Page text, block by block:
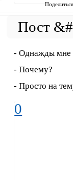
- Однажды мне
- Почему?
- Просто на
0